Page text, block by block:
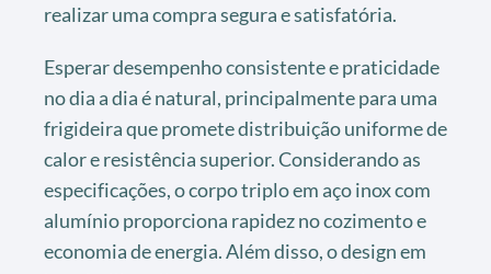
realizar uma compra segura e satisfatória.
Esperar desempenho consistente e praticidade
no dia a dia é natural, principalmente para uma
frigideira que promete distribuição uniforme de
calor e resistência superior. Considerando as
especificações, o corpo triplo em aço inox com
alumínio proporciona rapidez no cozimento e
economia de energia. Além disso, o design em